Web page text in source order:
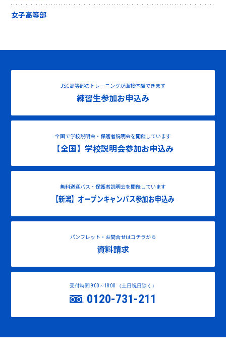
女子高等部
JSC高等部のトレーニングが直接体験できます
練習生参加お申込み
全国で学校説明会・保護者説明会を開催しています
【全国】学校説明会参加お申込み
無料送迎バス・保護者説明会を開催しています
【新潟】オープンキャンパス参加お申込み
パンフレット・お問合せはコチラから
資料請求
受付時間 9:00～18:00 （土日祝日除く）
0120-731-211